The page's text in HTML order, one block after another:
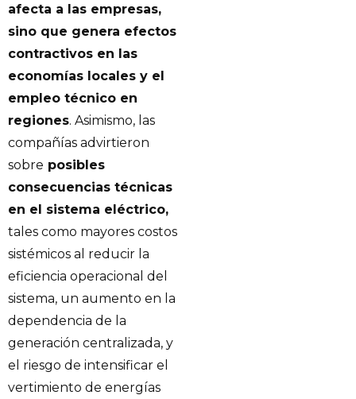
afecta a las empresas,
sino que genera efectos
contractivos en las
economías locales y el
empleo técnico en
regiones. Asimismo, las
compañías advirtieron
sobre posibles
consecuencias técnicas
en el sistema eléctrico,
tales como mayores costos
sistémicos al reducir la
eficiencia operacional del
sistema, un aumento en la
dependencia de la
generación centralizada, y
el riesgo de intensificar el
vertimiento de energías